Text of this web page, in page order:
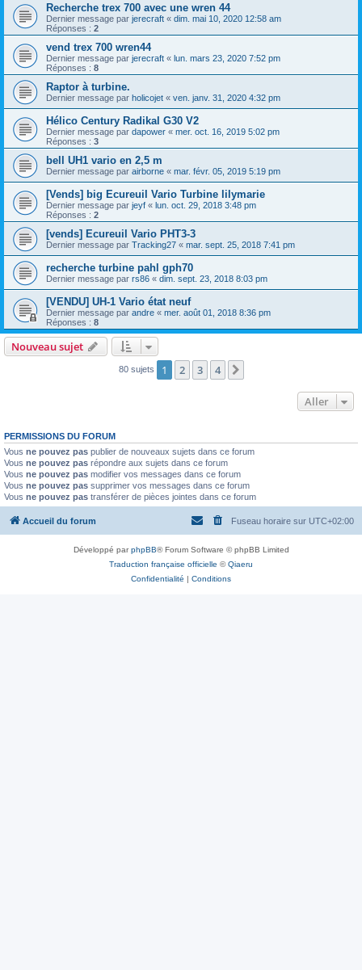
Recherche trex 700 avec une wren 44
Dernier message par jerecraft « dim. mai 10, 2020 12:58 am
Réponses : 2
vend trex 700 wren44
Dernier message par jerecraft « lun. mars 23, 2020 7:52 pm
Réponses : 8
Raptor à turbine.
Dernier message par holicojet « ven. janv. 31, 2020 4:32 pm
Hélico Century Radikal G30 V2
Dernier message par dapower « mer. oct. 16, 2019 5:02 pm
Réponses : 3
bell UH1 vario en 2,5 m
Dernier message par airborne « mar. févr. 05, 2019 5:19 pm
[Vends] big Ecureuil Vario Turbine lilymarie
Dernier message par jeyf « lun. oct. 29, 2018 3:48 pm
Réponses : 2
[vends] Ecureuil Vario PHT3-3
Dernier message par Tracking27 « mar. sept. 25, 2018 7:41 pm
recherche turbine pahl gph70
Dernier message par rs86 « dim. sept. 23, 2018 8:03 pm
[VENDU] UH-1 Vario état neuf
Dernier message par andre « mer. août 01, 2018 8:36 pm
Réponses : 8
Nouveau sujet
80 sujets 1 2 3 4
Aller
PERMISSIONS DU FORUM
Vous ne pouvez pas publier de nouveaux sujets dans ce forum
Vous ne pouvez pas répondre aux sujets dans ce forum
Vous ne pouvez pas modifier vos messages dans ce forum
Vous ne pouvez pas supprimer vos messages dans ce forum
Vous ne pouvez pas transférer de pièces jointes dans ce forum
Accueil du forum Fuseau horaire sur UTC+02:00
Développé parphpBB® Forum Software © phpBB Limited
Traduction française officielle ©Qiaeru
Confidentialité | Conditions